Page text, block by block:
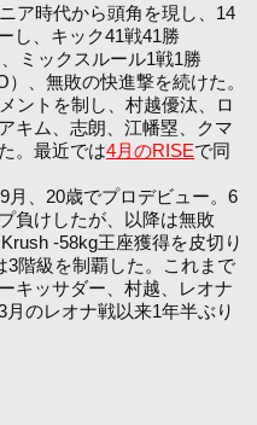
ア時代から頭角を現し、14
し、キック41戦41勝
ミックスルール1戦1勝
）、無敗の快進撃を続けた。
ントを制し、村越優汰、ロ
キム、志朗、江幡塁、クマ
。最近では4月のRISEで同
、20歳でプロデビュー。6
負けしたが、以降は無敗
-58kg王座獲得を皮切り
3階級を制覇した。これまで
キッサダー、村越、レオナ
のレオナ戦以来1年半ぶり